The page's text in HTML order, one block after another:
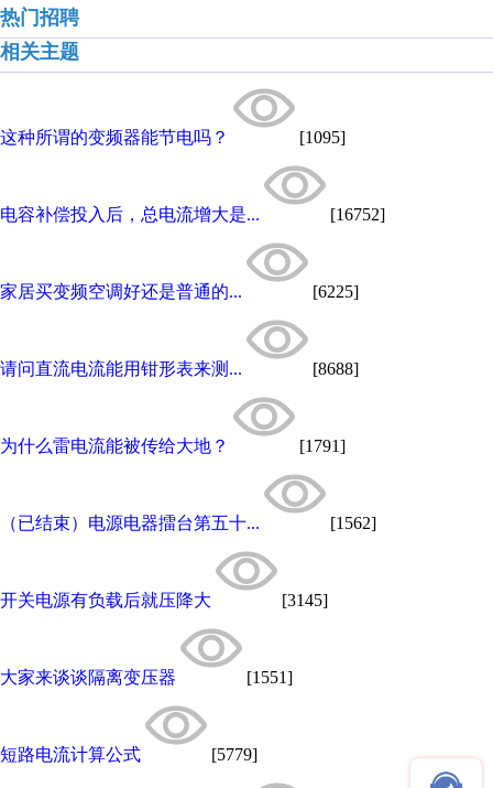
热门招聘
相关主题
这种所谓的变频器能节电吗？ [1095]
电容补偿投入后，总电流增大是... [16752]
家居买变频空调好还是普通的... [6225]
请问直流电流能用钳形表来测... [8688]
为什么雷电流能被传给大地？ [1791]
（已结束）电源电器擂台第五十... [1562]
开关电源有负载后就压降大 [3145]
大家来谈谈隔离变压器 [1551]
短路电流计算公式 [5779]